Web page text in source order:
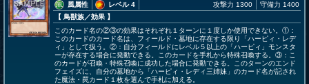
風属性
レベル 4
【 鳥獣族／効果 】
攻撃力 1300 守備力 1400
このカード名の②③の効果はそれぞれ１ターンに１度しか使用できない。①：
このカードのカード名は、フィールド・墓地に存在する限り「ハーピィ・レデ
ィ」として扱う。②：自分フィールドにレベル５以上の「ハーピィ」モンスタ
ーが存在する場合に発動できる。このカードを手札から特殊召喚する。③：こ
のカードが召喚・特殊召喚に成功した場合に発動できる。このターンのエンド
フェイズに、自分の墓地から「ハーピィ・レディ三姉妹」のカード名が記され
た魔法・罠カード１枚を選んで手札に加える。